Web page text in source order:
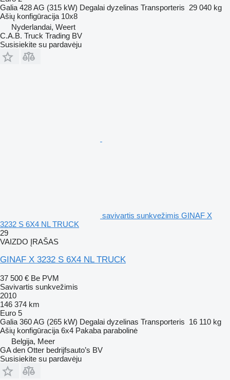
Galia 428 AG (315 kW) Degalai dyzelinas Transporteris 29 040 kg
Ašių konfigūracija 10x8
Nyderlandai, Weert
C.A.B. Truck Trading BV
Susisiekite su pardavėju
savivartis sunkvežimis GINAF X
3232 S 6X4 NL TRUCK
29
VAIZDO ĮRAŠAS
GINAF X 3232 S 6X4 NL TRUCK
37 500 € Be PVM
Savivartis sunkvežimis
2010
146 374 km
Euro 5
Galia 360 AG (265 kW) Degalai dyzelinas Transporteris 16 110 kg
Ašių konfigūracija 6x4 Pakaba parabolinė
Belgija, Meer
GA den Otter bedrijfsauto’s BV
Susisiekite su pardavėju